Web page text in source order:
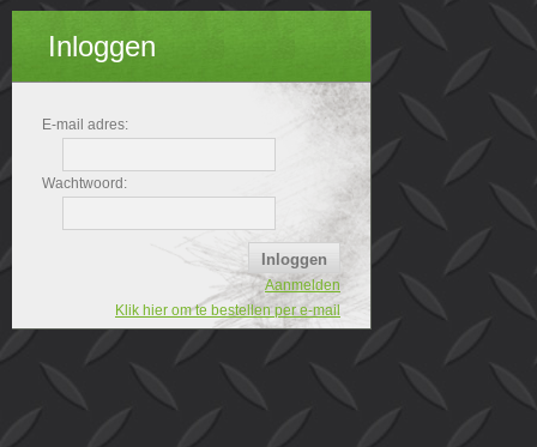
Inloggen
E-mail adres:
Wachtwoord:
Aanmelden
Klik hier om te bestellen per e-mail